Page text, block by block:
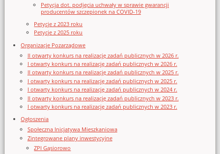
Petycja dot. podjęcia uchwały w sprawie gwarancji
producentów szczepionek na COVID-19
Petycje z 2023 roku
Petycje z 2025 roku
Organizacje Pozarządowe
II otwarty konkurs na realizację zadań publicznych w 2026 r.
I otwarty konkurs na realizację zadań publicznych w 2026 r.
II otwarty konkurs na realizację zadań publicznych w 2025 r.
I otwarty konkurs na realizację zadań publicznych w 2025 r.
I otwarty konkurs na realizację zadań publicznych w 2024 r.
II otwarty konkurs na realizację zadań publicznych w 2023 r.
I otwarty konkurs na realizację zadań publicznych w 2023 r.
Ogłoszenia
Społeczna Inicjatywa Mieszkaniowa
Zintegrowane plany inwestycyjne
ZPI Gąsiorowo